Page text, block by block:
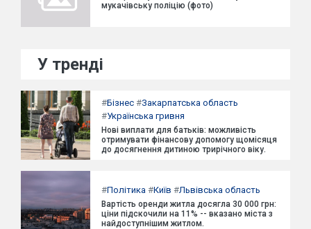
мукачівську поліцію (фото)
У тренді
#Бізнес #Закарпатська область
#Українська гривня
Нові виплати для батьків: можливість
отримувати фінансову допомогу щомісяця
до досягнення дитиною трирічного віку.
#Політика #Київ #Львівська область
Вартість оренди житла досягла 30 000 грн:
ціни підскочили на 11% -- вказано міста з
найдоступнішим житлом.